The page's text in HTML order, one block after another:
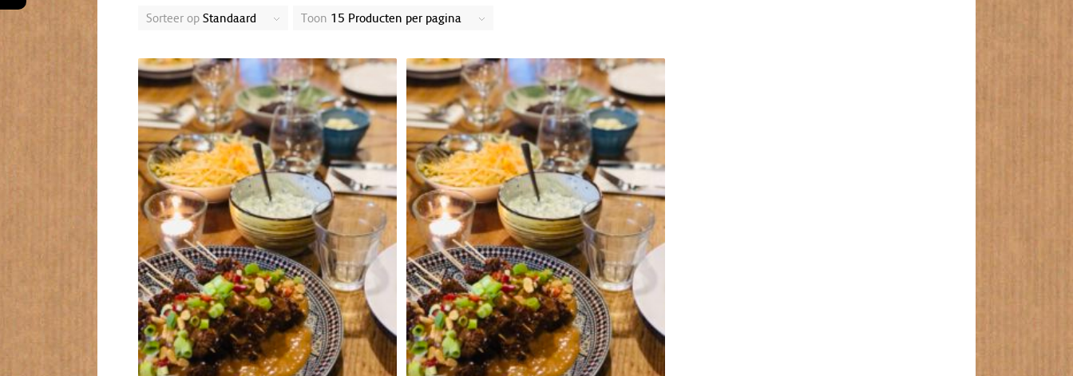
Sorteer op Standaard Toon 15 Producten per pagina